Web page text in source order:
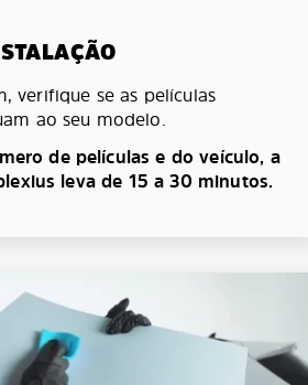
verifique se as películas
ao seu modelo.
de películas e do veículo, a
leva de 15 a 30 minutos.